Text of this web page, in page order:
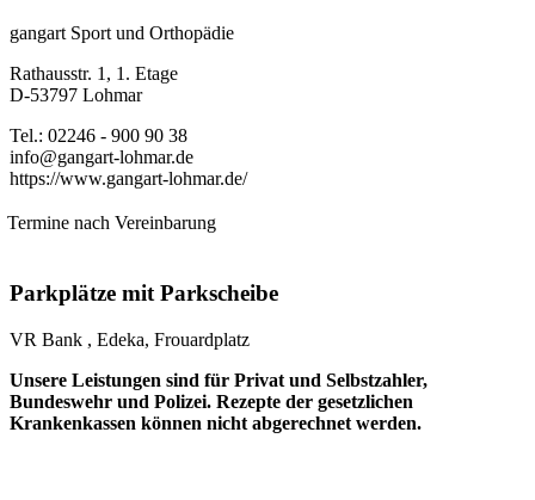
gangart Sport und Orthopädie
Rathausstr. 1, 1. Etage
D-53797 Lohmar
Tel.: 02246 - 900 90 38
info@gangart-lohmar.de
https://www.gangart-lohmar.de/
Termine nach Vereinbarung
Parkplätze mit Parkscheibe
VR Bank , Edeka, Frouardplatz
Unsere Leistungen sind für Privat und Selbstzahler,
Bundeswehr und Polizei. Rezepte der gesetzlichen
Krankenkassen können nicht abgerechnet werden.